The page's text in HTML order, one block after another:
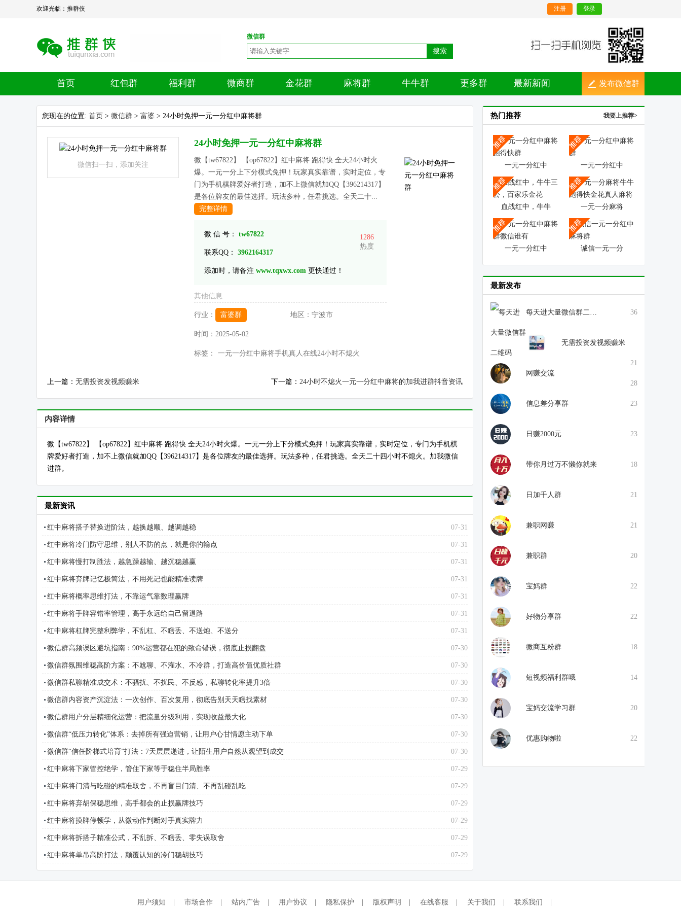
欢迎光临：推群侠 登录
注册
微信群
搜索
首页 红包群 福利群 微商群 金花群 麻将群 牛牛群 更多群 最新新闻 发布微信群
您现在的位置: 首页 > 微信群 > 富婆 > 24小时免押一元一分红中麻将群
微信扫一扫，添加关注
24小时免押一元一分红中麻将群
微【tw67822】 【op67822】红中麻将 跑得快 全天24小时火
爆。一元一分上下分模式免押！玩家真实靠谱，实时定位，专
门为手机棋牌爱好者打造，加不上微信就加QQ【396214317】
是各位牌友的最佳选择。玩法多种，任君挑选。全天二十...
完整详情
微 信 号： tw67822
联系QQ： 3962164317
添加时，请备注 www.tqxwx.com 更快通过！
1286
热度
其他信息
行业： 富婆群 地区： 宁波市
时间： 2025-05-02
标签： 一元一分红中麻将手机真人在线24小时不熄火
上一篇： 无需投资发视频赚米 下一篇： 24小时不熄火一元一分红中麻将的加我进群抖音资讯
内容详情
微【tw67822】 【op67822】红中麻将 跑得快 全天24小时火爆。一元一分上下分模式免押！玩家真实靠谱，实时定位，专门为手机棋
牌爱好者打造，加不上微信就加QQ【396214317】是各位牌友的最佳选择。玩法多种，任君挑选。全天二十四小时不熄火。加我微信
进群。
最新资讯
红中麻将搭子替换进阶法，越换越顺、越调越稳 07-31
红中麻将冷门防守思维，别人不防的点，就是你的输点 07-31
红中麻将慢打制胜法，越急躁越输、越沉稳越赢 07-31
红中麻将弃牌记忆极简法，不用死记也能精准读牌 07-31
红中麻将概率思维打法，不靠运气靠数理赢牌 07-31
红中麻将手牌容错率管理，高手永远给自己留退路 07-31
红中麻将杠牌完整利弊学，不乱杠、不瞎丢、不送炮、不送分 07-31
微信群高频误区避坑指南：90%运营都在犯的致命错误，彻底止损翻盘 07-30
微信群氛围维稳高阶方案：不尬聊、不灌水、不冷群，打造高价值优质社群 07-30
微信群私聊精准成交术：不骚扰、不扰民、不反感，私聊转化率提升3倍 07-30
微信群内容资产沉淀法：一次创作、百次复用，彻底告别天天瞎找素材 07-30
微信群用户分层精细化运营：把流量分级利用，实现收益最大化 07-30
微信群“低压力转化”体系：去掉所有强迫营销，让用户心甘情愿主动下单 07-30
微信群“信任阶梯式培育”打法：7天层层递进，让陌生用户自然从观望到成交 07-30
红中麻将下家管控绝学，管住下家等于稳住半局胜率 07-29
红中麻将门清与吃碰的精准取舍，不再盲目门清、不再乱碰乱吃 07-29
红中麻将弃胡保稳思维，高手都会的止损赢牌技巧 07-29
红中麻将摸牌停顿学，从微动作判断对手真实牌力 07-29
红中麻将拆搭子精准公式，不乱拆、不瞎丢、零失误取舍 07-29
红中麻将单吊高阶打法，颠覆认知的冷门稳胡技巧 07-29
热门推荐 我要上推荐>
一元一分红中 一元一分红中
血战红中，牛牛 一元一分麻将
一元一分红中 诚信一元一分
最新发布
每天进大量微信群二维码 36
无需投资发视频赚米
21
网赚交流
28
信息差分享群 23
日赚2000元 23
带你月过万不懒你就来 18
日加千人群 21
兼职网赚 21
兼职群 20
宝妈群 22
好物分享群 22
微商互粉群 18
短视频福利群哦 14
宝妈交流学习群 20
优惠购物啦 22
用户须知 市场合作 站内广告 用户协议 隐私保护 版权声明 在线客服 关于我们 联系我们